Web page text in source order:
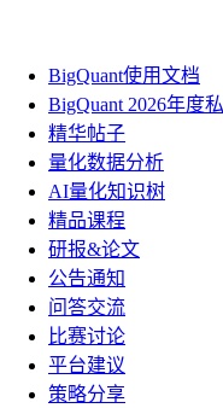
BigQuant使用文档
BigQuant 2026年度
精华帖子
量化数据分析
AI量化知识树
精品课程
研报&论文
公告通知
问答交流
比赛讨论
平台建议
策略分享